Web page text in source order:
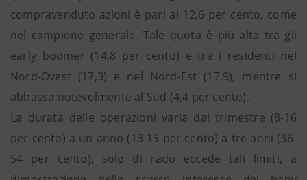
compravenduto azioni è pari al 12,6 per cento, come
nel campione generale. Tale quota è più alta tra gli
early boomer (14,8 per cento) e tra i residenti nel
Nord-Ovest (17,3) e nel Nord-Est (17,9), mentre si
abbassa notevolmente al Sud (4,4 per cento).
La durata delle operazioni varia dal trimestre (8-16
per cento) a un anno (13-19 per cento) a tre anni (36-
54 per cento); solo di rado eccede tali limiti, a